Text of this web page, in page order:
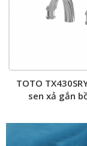
TOTO
sen xả gắn